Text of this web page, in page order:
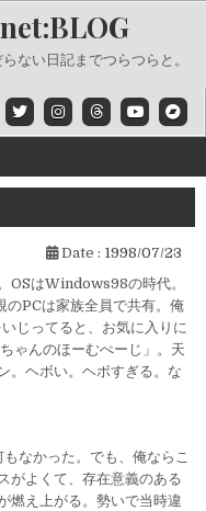
ない日記までつらつらと。
Date : 1998/07/23
OSはWindows98の時代。
のPCは家族全員で共有。俺
じってると、お気に入りに
ゃんのほーむぺーじ」。天
。ヘボい。ヘボすぎる。な
なかった。でも、俺ならこ
がよくて、存在意義のある
燃え上がる。勢いで当時違